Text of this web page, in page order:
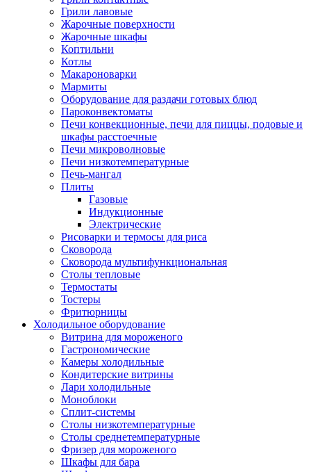
Грили лавовые
Жарочные поверхности
Жарочные шкафы
Коптильни
Котлы
Макароноварки
Мармиты
Оборудование для раздачи готовых блюд
Пароконвектоматы
Печи конвекционные, печи для пиццы, подовые и
шкафы расстоечные
Печи микроволновые
Печи низкотемпературные
Печь-мангал
Плиты
Газовые
Индукционные
Электрические
Рисоварки и термосы для риса
Сковорода
Сковорода мультифункциональная
Столы тепловые
Термостаты
Тостеры
Фритюрницы
Холодильное оборудование
Витрина для мороженого
Гастрономические
Камеры холодильные
Кондитерские витрины
Лари холодильные
Моноблоки
Сплит-системы
Столы низкотемпературные
Столы среднетемпературные
Фризер для мороженого
Шкафы для бара